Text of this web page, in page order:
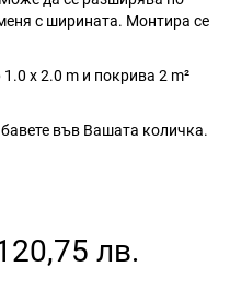
с ширината. Монтира се
х 2.0 m и покрива 2 m²
във Вашата количка.
лв.